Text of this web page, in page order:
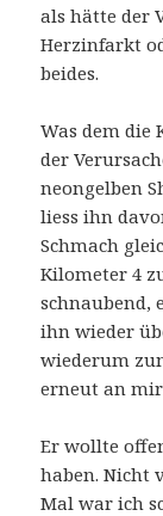
als hätte der
Herzinfarkt
beides.
Was dem die
der
neongelben
liess ihn
Schmach
Kilometer 4
schnaubend,
ihn wieder
wiederum
erneut an
Er wollte
haben. Nicht
Mal war ich